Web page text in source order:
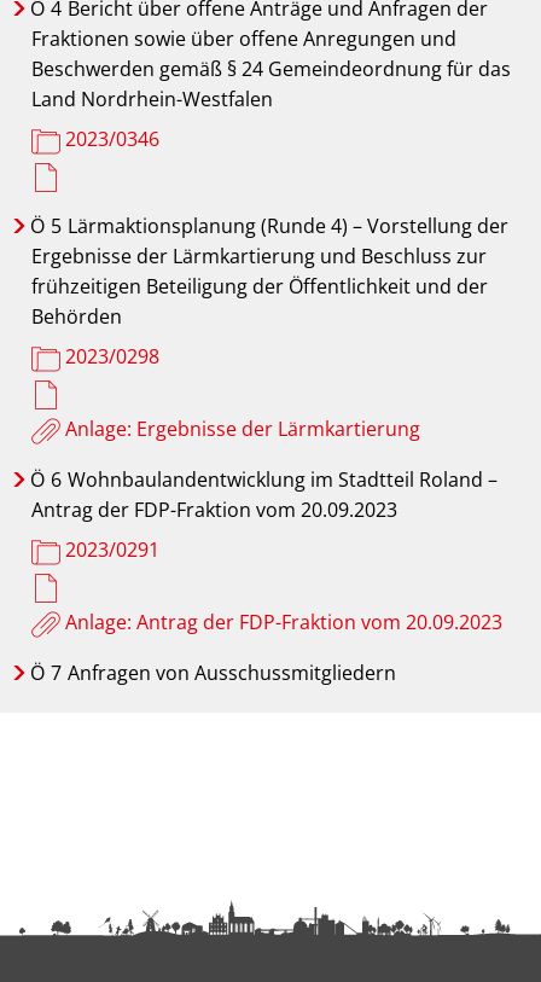
Ö 4 Bericht über offene Anträge und Anfragen der
Fraktionen sowie über offene Anregungen und
Beschwerden gemäß § 24 Gemeindeordnung für das
Land Nordrhein-Westfalen
2023/0346
Ö 5 Lärmaktionsplanung (Runde 4) – Vorstellung der
Ergebnisse der Lärmkartierung und Beschluss zur
frühzeitigen Beteiligung der Öffentlichkeit und der
Behörden
2023/0298
Anlage: Ergebnisse der Lärmkartierung
Ö 6 Wohnbaulandentwicklung im Stadtteil Roland –
Antrag der FDP-Fraktion vom 20.09.2023
2023/0291
Anlage: Antrag der FDP-Fraktion vom 20.09.2023
Ö 7 Anfragen von Ausschussmitgliedern